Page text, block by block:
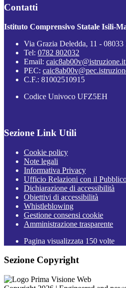
Contatti
Istituto Comprensivo Statale Isili-
Via Grazia Deledda, 11 - 08033
Tel: 0782 802032
Email: caic8ab00v@istruzione.it
PEC:
C.F.: 81002510915
Codice Univoco UFZ5EH
Sezione Link Utili
Cookie policy
Note legali
Informativa Privacy
Ufficio Relazioni con il
Dichiarazione di accessibilità
Obiettivi di accessibilità
Whistleblowing
Gestione consensi cookie
Amministrazione trasparente
Pagina visualizzata 150 volte
Sezione Copyright